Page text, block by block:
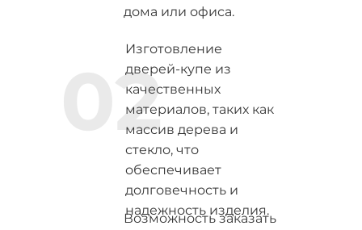
дома или офиса.
Изготовление
дверей-купе из
качественных
материалов, таких как
массив дерева и
стекло, что
обеспечивает
долговечность и
надежность изделия.
Возможность заказать
02